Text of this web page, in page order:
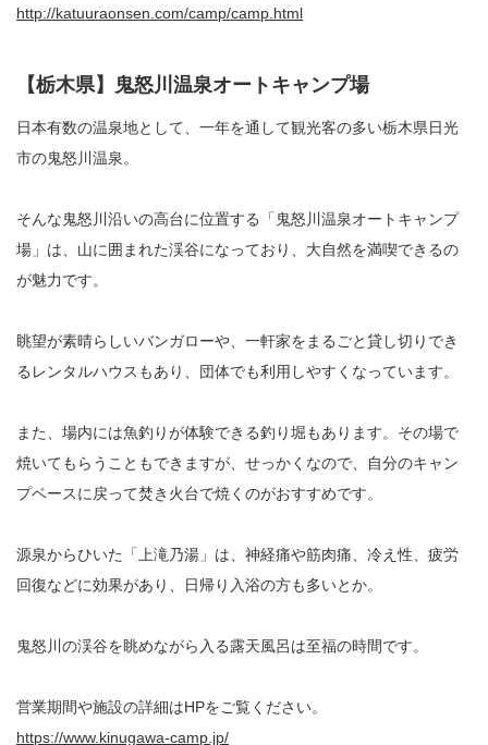
http://katuuraonsen.com/camp/camp.html
【栃木県】鬼怒川温泉オートキャンプ場
日本有数の温泉地として、一年を通して観光客の多い栃木県日光
市の鬼怒川温泉。
そんな鬼怒川沿いの高台に位置する「鬼怒川温泉オートキャンプ
場」は、山に囲まれた渓谷になっており、大自然を満喫できるの
が魅力です。
眺望が素晴らしいバンガローや、一軒家をまるごと貸し切りでき
るレンタルハウスもあり、団体でも利用しやすくなっています。
また、場内には魚釣りが体験できる釣り堀もあります。その場で
焼いてもらうこともできますが、せっかくなので、自分のキャン
プベースに戻って焚き火台で焼くのがおすすめです。
源泉からひいた「上滝乃湯」は、神経痛や筋肉痛、冷え性、疲労
回復などに効果があり、日帰り入浴の方も多いとか。
鬼怒川の渓谷を眺めながら入る露天風呂は至福の時間です。
営業期間や施設の詳細はHPをご覧ください。
https://www.kinugawa-camp.jp/